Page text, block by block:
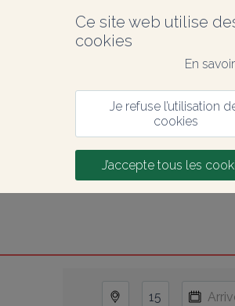
Ce site web utilise
cookies
En
Je refuse l’utilisation
cookies
J’accepte tous les